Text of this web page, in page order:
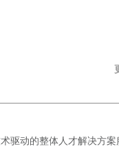
驱动的整体人才解决方